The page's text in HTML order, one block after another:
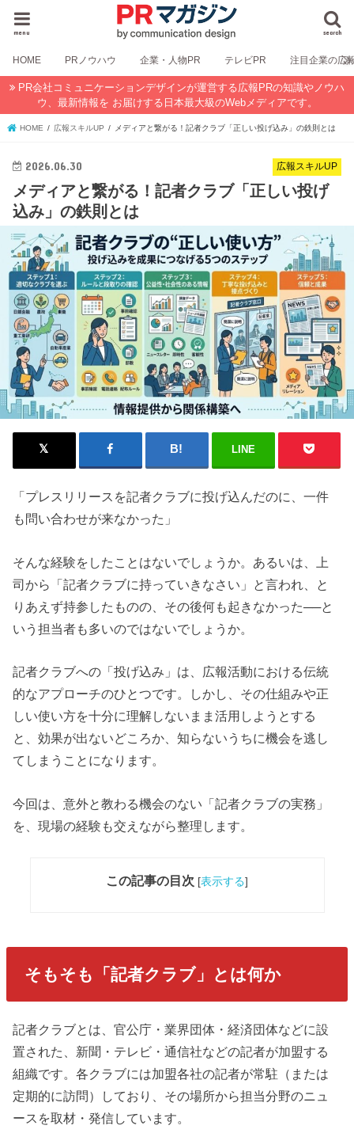
search
menu
HOME PRノウハウ 企業・人物PR テレビPR 注目企業の広
PR会社コミュニケーションデザインが運営する広報PRの知識やノウハ
ウ、最新情報を お届けする日本最大級のWebメディアです。
HOME 広報スキルUP メディアと繋がる！記者クラブ「正しい投げ込み」の鉄則とは
広報スキルUP
2026.06.30
メディアと繋がる！記者クラブ「正しい投げ
込み」の鉄則とは
LINE
「プレスリリースを記者クラブに投げ込んだのに、一件
も問い合わせが来なかった」
そんな経験をしたことはないでしょうか。あるいは、上
司から「記者クラブに持っていきなさい」と言われ、と
りあえず持参したものの、その後何も起きなかった──と
いう担当者も多いのではないでしょうか。
記者クラブへの「投げ込み」は、広報活動における伝統
的なアプローチのひとつです。しかし、その仕組みや正
しい使い方を十分に理解しないまま活用しようとする
と、効果が出ないどころか、知らないうちに機会を逃し
てしまうことになります。
今回は、意外と教わる機会のない「記者クラブの実務」
を、現場の経験も交えながら整理します。
この記事の目次 [表示する]
そもそも「記者クラブ」とは何か
記者クラブとは、官公庁・業界団体・経済団体などに設
置された、新聞・テレビ・通信社などの記者が加盟する
組織です。各クラブには加盟各社の記者が常駐（または
定期的に訪問）しており、その場所から担当分野のニュ
ースを取材・発信しています。